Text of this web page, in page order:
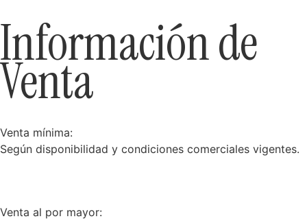
Información de
Venta
Venta mínima:
Según disponibilidad y condiciones comerciales vigentes.
Venta al por mayor: